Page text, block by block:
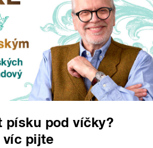
písku pod víčky?
pijte